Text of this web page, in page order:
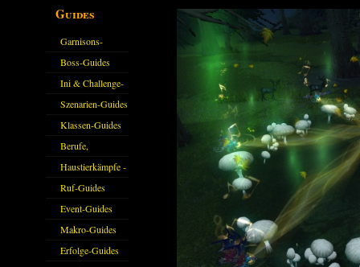
Guides
Garnisons-
Guides
Boss-Guides
Ini & Challenge-
Guides
Szenarien-Guides
Klassen-Guides
Berufe,
Farmkarten und
Haustiere
Haustierkämpfe -
Guide
Ruf-Guides
Event-Guides
Makro-Guides
Erfolge-Guides